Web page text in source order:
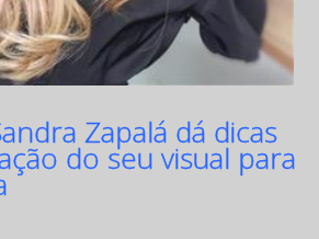
Zapalá dá dicas
do seu visual para